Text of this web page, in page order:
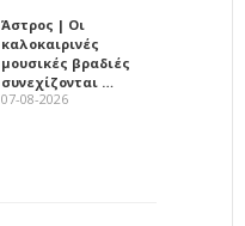
Άστρος | Οι
καλοκαιρινές
μουσικές βραδιές
συνεχίζονται …
07-08-2026